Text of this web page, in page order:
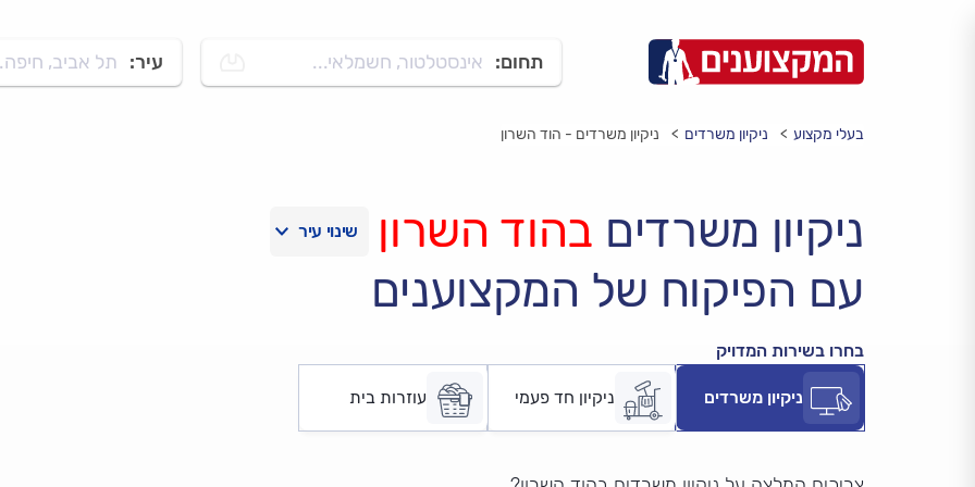
תחום: אינסטלטור, חשמלאי... עיר: תל אביב,
בעלי מקצוע ניקיון משרדים ניקיון משרדים - הוד השרון
ניקיון משרדים בהוד השרון
עם הפיקוח של המקצוענים
בחרו בשירות המדויק
ניקיון משרדים ניקיון חד פעמי עוזרות בית